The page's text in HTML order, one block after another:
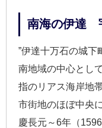
南海の伊達
”伊達十万石の城下
南地域の中心とし
指のリアス海岸地
市街地のほぼ中央
慶長元～6年（